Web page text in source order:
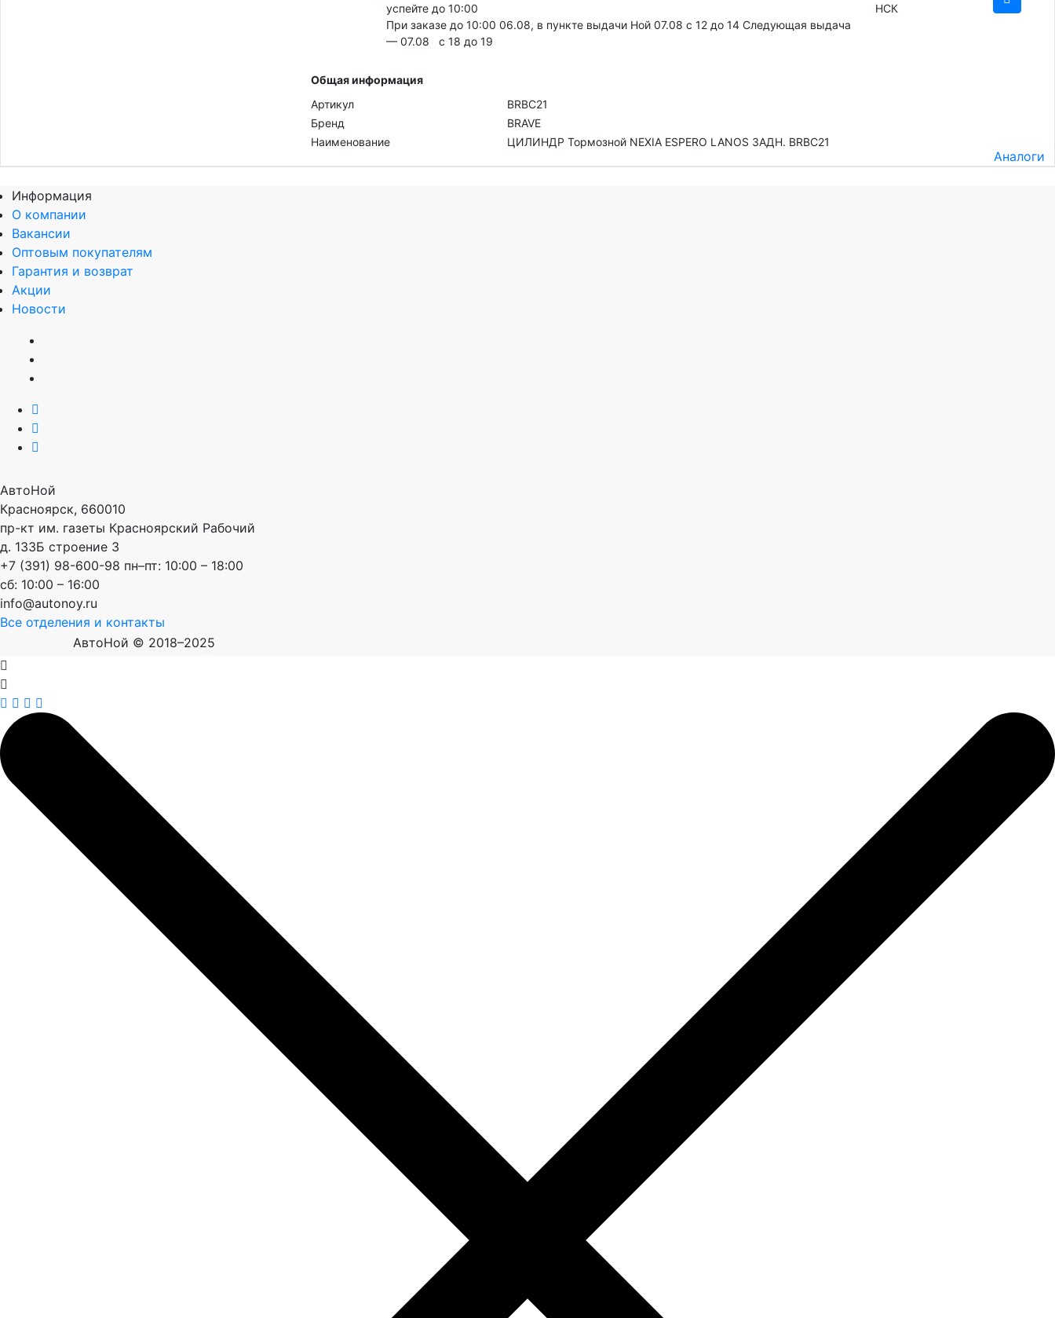
успейте до 10:00
При заказе до 10:00 06.08, в пункте выдачи Ной 07.08 c 12 до 14 Следующая выдача
— 07.08 c 18 до 19
НСК
Общая информация
Артикул
BRBC21
Бренд
BRAVE
Наименование
ЦИЛИНДР Тормозной NEXIA ESPERO LANOS ЗАДН. BRBC21
Аналоги
Информация
О компании
Вакансии
Оптовым покупателям
Гарантия и возврат
Акции
Новости
АвтоНой
Красноярск, 660010
пр-кт им. газеты Красноярский Рабочий
д. 133Б строение 3
+7 (391) 98-600-98 пн–пт: 10:00 – 18:00
сб: 10:00 – 16:00
info@autonoy.ru
Все отделения и контакты
АвтоНой © 2018–2025